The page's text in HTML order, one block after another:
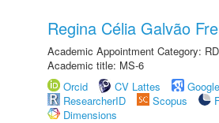
Regina Célia Galvão
Academic Appointment Category:
Academic title: MS-6
Orcid
CV Lattes
ResearcherID
Scopus
Dimensions